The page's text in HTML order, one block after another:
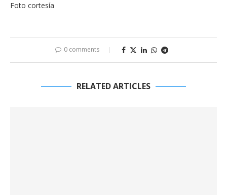
Foto cortesía
0 comments
RELATED ARTICLES